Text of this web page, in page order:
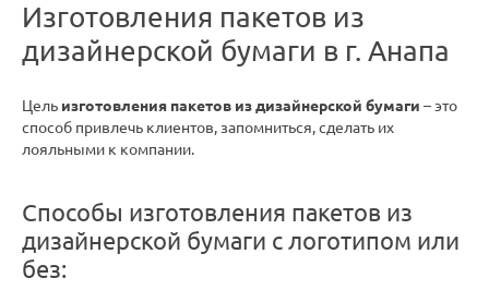
Изготовления пакетов из
дизайнерской бумаги в г. Анапа
Цель изготовления пакетов из дизайнерской бумаги – это
способ привлечь клиентов, запомниться, сделать их
лояльными к компании.
Способы изготовления пакетов из
дизайнерской бумаги с логотипом или
без: